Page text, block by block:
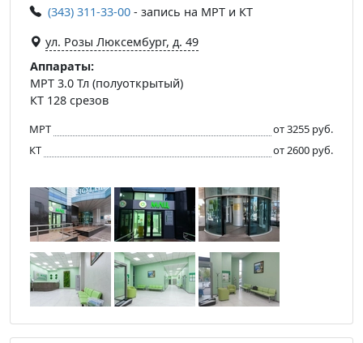
(343) 311-33-00 - запись на МРТ и КТ
ул. Розы Люксембург, д. 49
Аппараты:
МРТ 3.0 Тл (полуоткрытый)
КТ 128 срезов
МРТ
от 3255 руб.
КТ
от 2600 руб.